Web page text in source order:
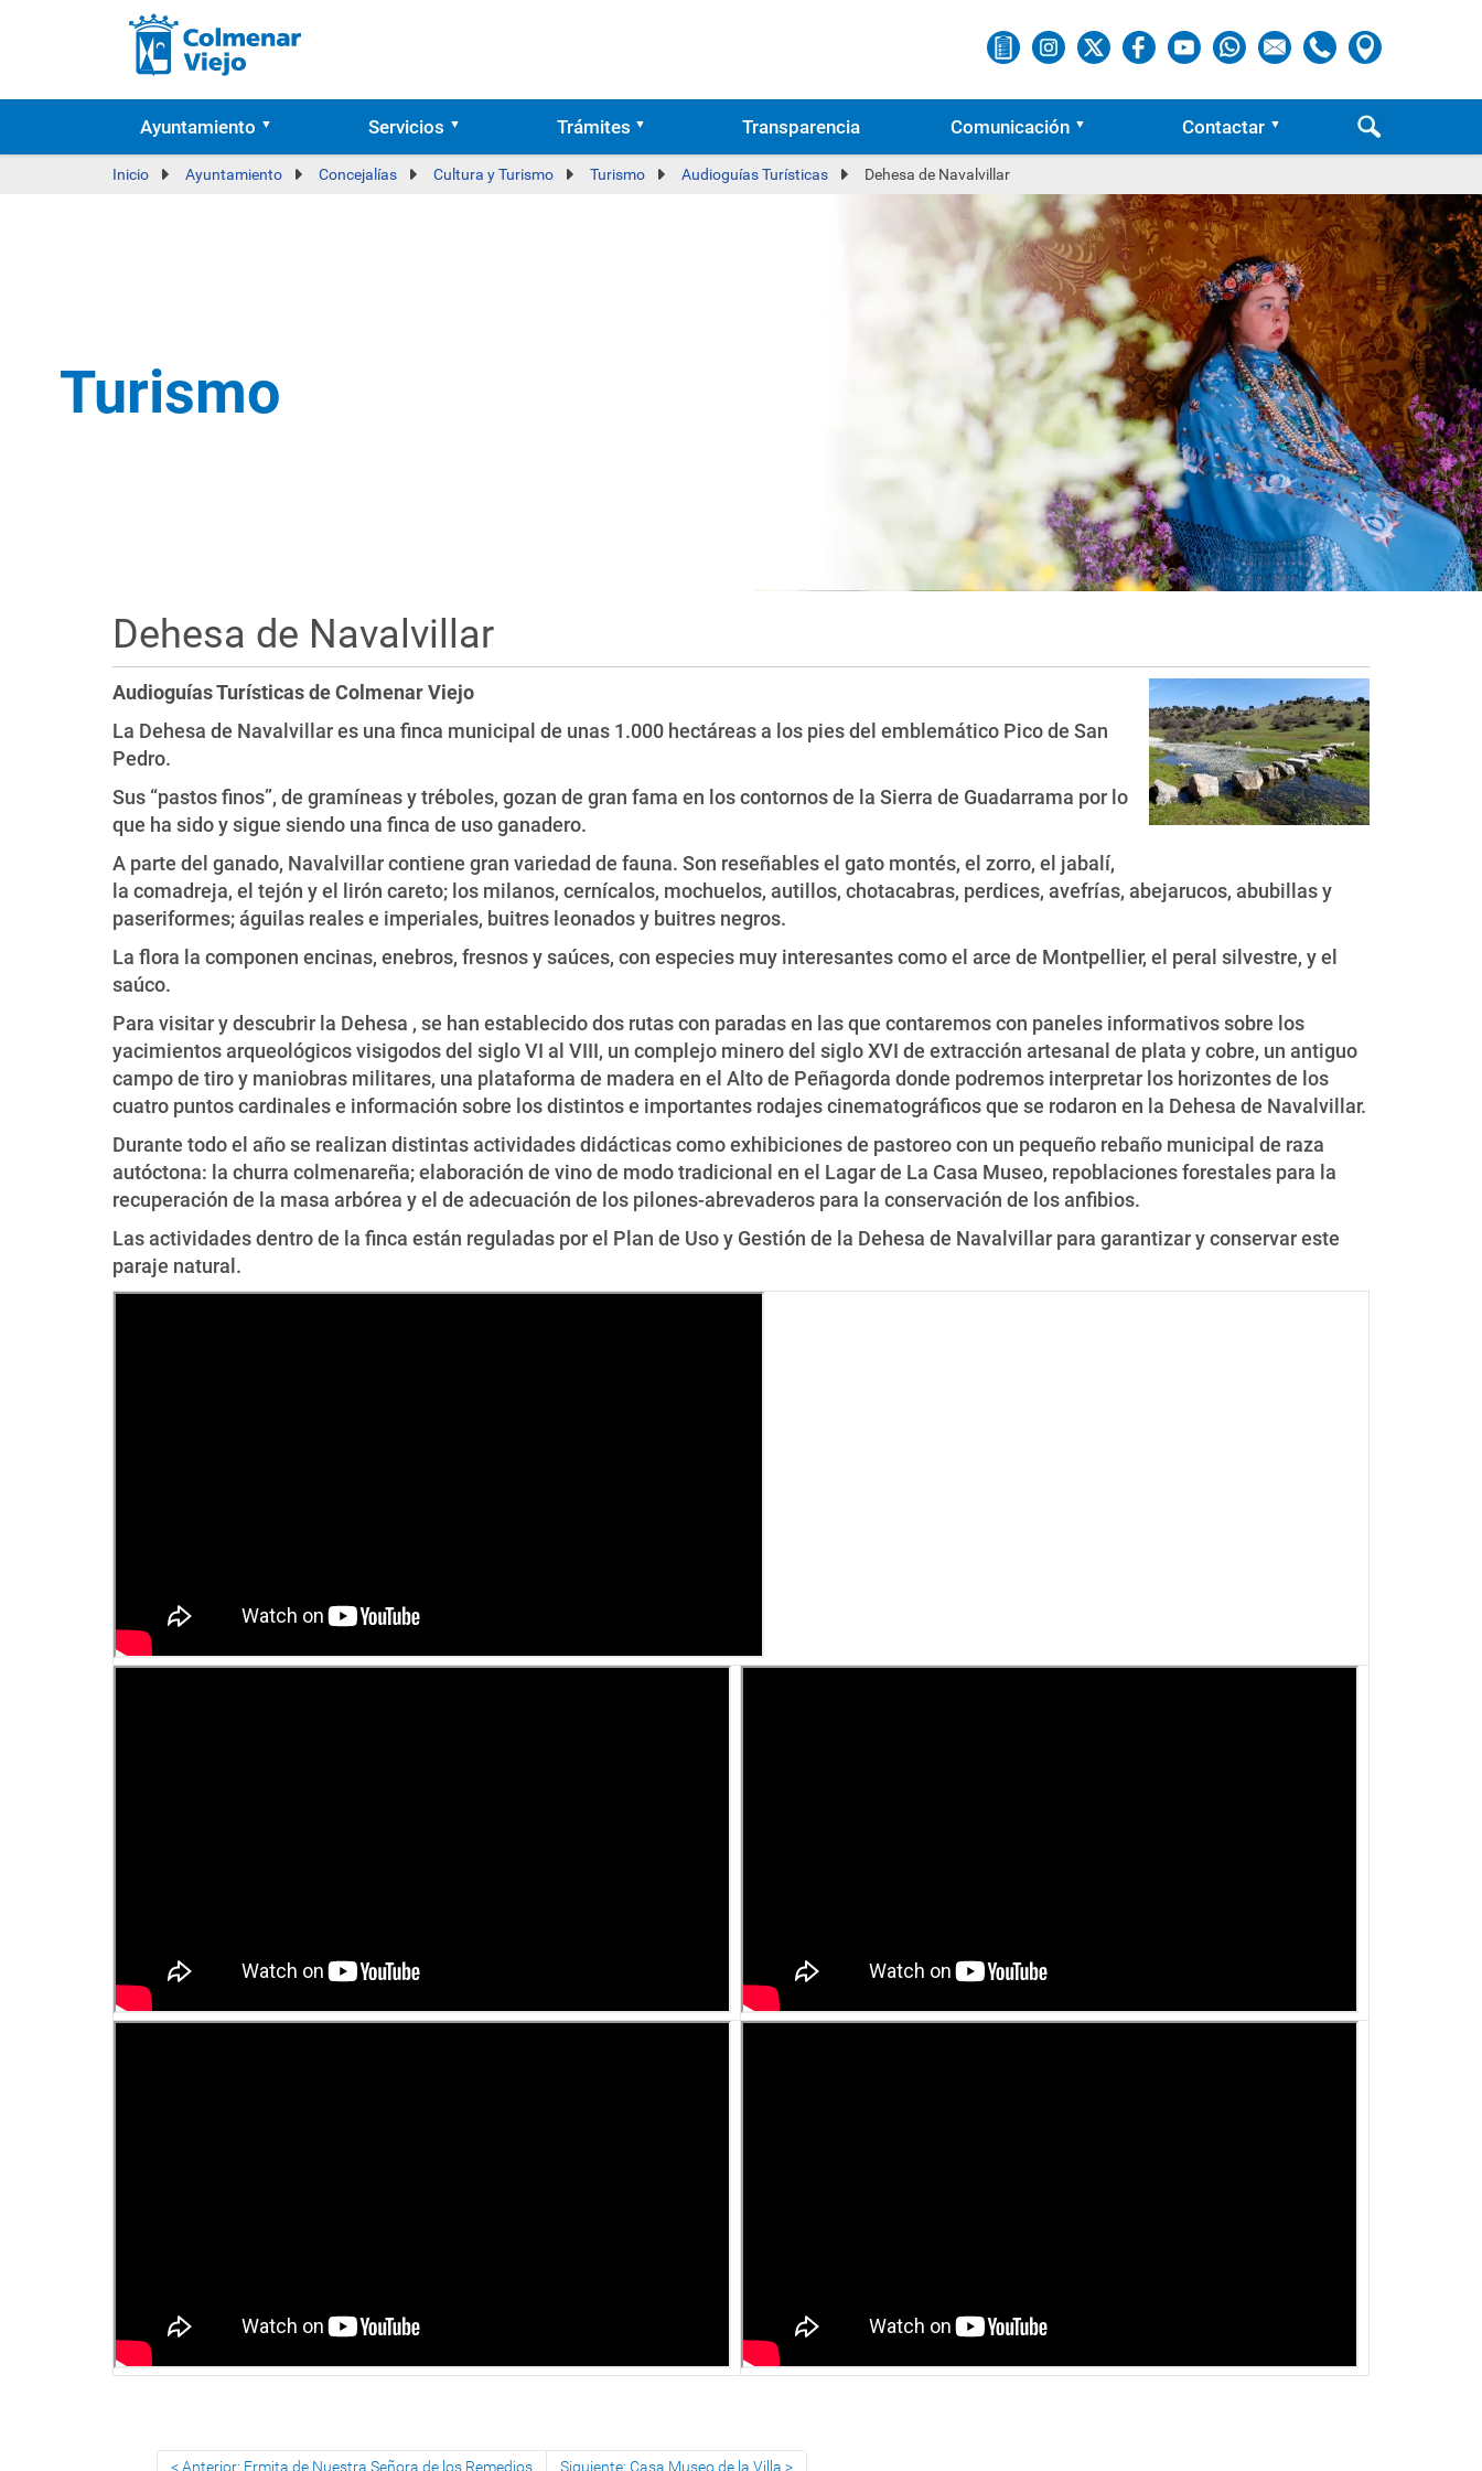
Ayuntamiento Servicios Trámites Transparencia Comunicación Contactar
Inicio Ayuntamiento Concejalías Cultura y Turismo Turismo Audioguías Turísticas Dehesa de Navalvillar
Turismo
Dehesa de Navalvillar
Audioguías Turísticas de Colmenar Viejo
La Dehesa de Navalvillar es una finca municipal de unas 1.000 hectáreas a los pies del emblemático Pico de San
Pedro.
Sus “pastos finos”, de gramíneas y tréboles, gozan de gran fama en los contornos de la Sierra de Guadarrama por lo
que ha sido y sigue siendo una finca de uso ganadero.
A parte del ganado, Navalvillar contiene gran variedad de fauna. Son reseñables el gato montés, el zorro, el jabalí,
la comadreja, el tejón y el lirón careto; los milanos, cernícalos, mochuelos, autillos, chotacabras, perdices, avefrías, abejarucos, abubillas y
paseriformes; águilas reales e imperiales, buitres leonados y buitres negros.
La flora la componen encinas, enebros, fresnos y saúces, con especies muy interesantes como el arce de Montpellier, el peral silvestre, y el
saúco.
Para visitar y descubrir la Dehesa , se han establecido dos rutas con paradas en las que contaremos con paneles informativos sobre los
yacimientos arqueológicos visigodos del siglo VI al VIII, un complejo minero del siglo XVI de extracción artesanal de plata y cobre, un antiguo
campo de tiro y maniobras militares, una plataforma de madera en el Alto de Peñagorda donde podremos interpretar los horizontes de los
cuatro puntos cardinales e información sobre los distintos e importantes rodajes cinematográficos que se rodaron en la Dehesa de Navalvillar.
Durante todo el año se realizan distintas actividades didácticas como exhibiciones de pastoreo con un pequeño rebaño municipal de raza
autóctona: la churra colmenareña; elaboración de vino de modo tradicional en el Lagar de La Casa Museo, repoblaciones forestales para la
recuperación de la masa arbórea y el de adecuación de los pilones-abrevaderos para la conservación de los anfibios.
Las actividades dentro de la finca están reguladas por el Plan de Uso y Gestión de la Dehesa de Navalvillar para garantizar y conservar este
paraje natural.
Anterior: Ermita de Nuestra Señora de los Remedios Siguiente: Casa Museo de la Villa